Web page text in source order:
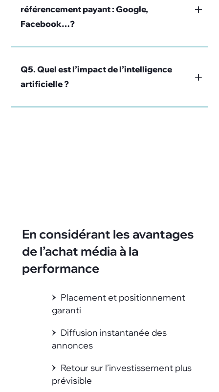
référencement payant : Google,
Facebook…?
Q5. Quel est l’impact de l’intelligence
artificielle ?
En considérant les avantages
de l’achat média à la
performance
Placement et positionnement
garanti
Diffusion instantanée des
annonces
Retour sur l’investissement plus
prévisible